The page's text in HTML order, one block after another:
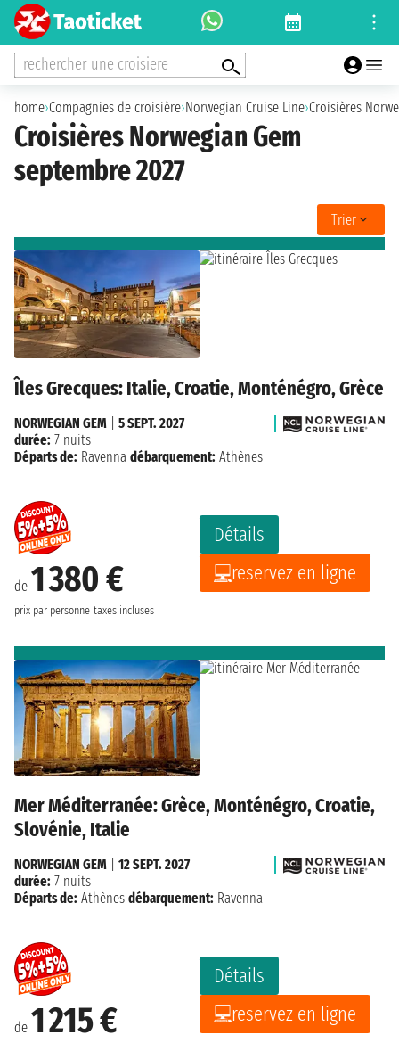
rechercher une croisiere
home›Compagnies de croisière›Norwegian Cruise Line›Croisières
Croisières Norwegian Gem
septembre 2027
Trier
Îles Grecques: Italie, Croatie, Monténégro, Grèce
de 1 380 €
prix par personne taxes incluses
Détails
reservez en ligne
NORWEGIAN GEM
5 SEPT. 2027
durée: 7 nuits
Départs de: Ravenna débarquement: Athènes
Mer Méditerranée: Grèce, Monténégro, Croatie,
Slovénie, Italie
de 1 215 €
Détails
reservez en ligne
NORWEGIAN GEM
12 SEPT. 2027
durée: 7 nuits
Départs de: Athènes débarquement: Ravenna